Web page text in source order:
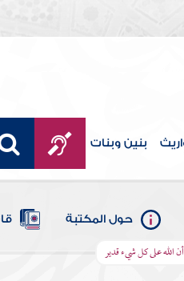
بنين وبنات
حول المكتبة
أن الله على كل شيء قدير